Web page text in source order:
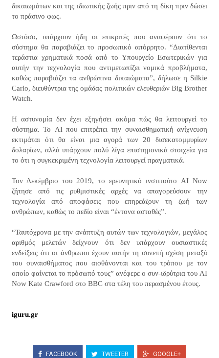
δικαιωμάτων και της ιδιωτικής ζωής πριν από τη δίκη πριν δώσει
το πράσινο φως.
Ωστόσο, υπάρχουν ήδη οι επικριτές που αναφέρουν ότι το
σύστημα θα παραβιάζει το προσωπικό απόρρητο. “Διατίθενται
τεράστια χρηματικά ποσά από το Υπουργείο Εσωτερικών για
αυτήν την τεχνολογία που αντιμετωπίζει νομικά προβλήματα,
καθώς παραβιάζει τα ανθρώπινα δικαιώματα”, δήλωσε η Silkie
Carlo, διευθύντρια της ομάδας πολιτικών ελευθεριών Big Brother
Watch.
Η αστυνομία δεν έχει εξηγήσει ακόμα πώς θα λειτουργεί το
σύστημα. Το AI που επιτρέπει την συναισθηματική ανίχνευση
εκτιμάται ότι θα είναι μια αγορά των 20 δισεκατομμυρίων
δολαρίων, αλλά υπάρχουν πολύ λίγα επιστημονικά στοιχεία για
το ότι η συγκεκριμένη τεχνολογία λειτουργεί πραγματικά.
Τον Δεκέμβριο του 2019, το ερευνητικό ινστιτούτο AI Now
ζήτησε από τις ρυθμιστικές αρχές να απαγορεύσουν την
τεχνολογία από αποφάσεις που επηρεάζουν τη ζωή των
ανθρώπων, καθώς το πεδίο είναι “έντονα ασταθές”.
“Ταυτόχρονα με την ανάπτυξη αυτών των τεχνολογιών, μεγάλος
αριθμός μελετών δείχνουν ότι δεν υπάρχουν ουσιαστικές
ενδείξεις ότι οι άνθρωποι έχουν αυτήν τη συνεπή σχέση μεταξύ
του συναισθήματος που αισθάνονται και του τρόπου με τον
οποίο φαίνεται το πρόσωπό τους” ανέφερε ο συν-ιδρύτρια του AI
Now Kate Crawford στο BBC στα τέλη του περασμένου έτους.
iguru.gr
FACEBOOK TWEETER GOOGLE+